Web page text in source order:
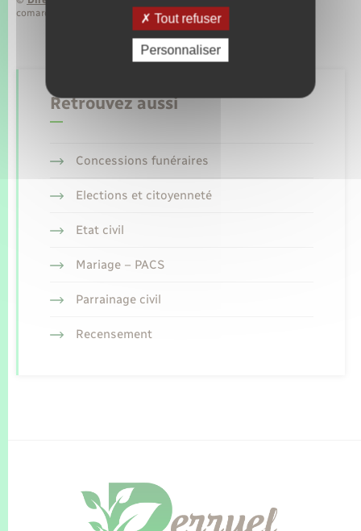
comarquage developpé par
baseo.io
Retrouvez aussi
Concessions funéraires
Elections et citoyenneté
Etat civil
Mariage – PACS
Parrainage civil
Recensement
Tout refuser
Personnaliser